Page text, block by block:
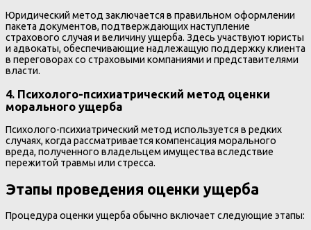
Юридический метод заключается в правильном оформлении
пакета документов, подтверждающих наступление
страхового случая и величину ущерба. Здесь участвуют юристы
и адвокаты, обеспечивающие надлежащую поддержку клиента
в переговорах со страховыми компаниями и представителями
власти.
4. Психолого-психиатрический метод оценки
морального ущерба
Психолого-психиатрический метод используется в редких
случаях, когда рассматривается компенсация морального
вреда, полученного владельцем имущества вследствие
пережитой травмы или стресса.
Этапы проведения оценки ущерба
Процедура оценки ущерба обычно включает следующие этапы: